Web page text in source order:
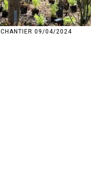
CHANTIER 09/04/2024